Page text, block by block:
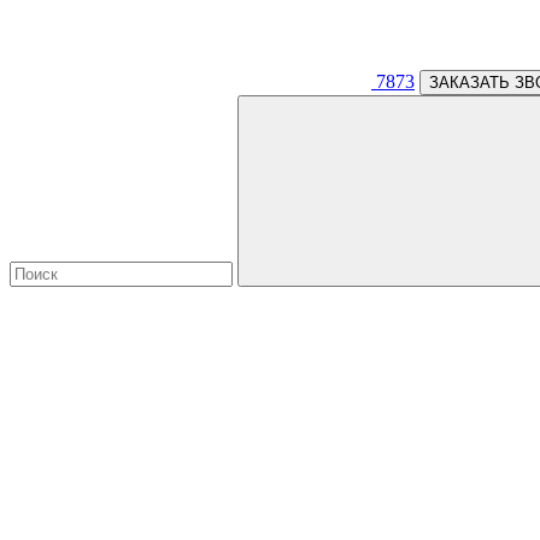
7873 ЗАКАЗАТЬ